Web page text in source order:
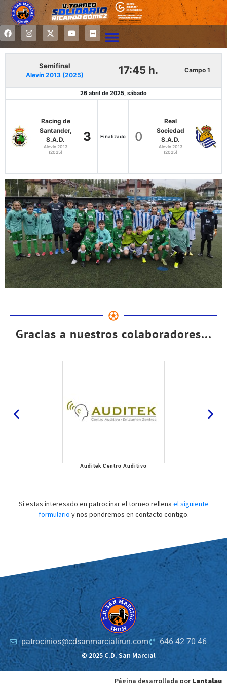
Semifinal
Alevín 2013 (2025) 17:45 h. Campo 1
26 abril de 2025, sábado
Racing de
Santander,
S.A.D.
Alevín 2013
(2025)
3 Finalizado 0
Real
Sociedad
S.A.D.
Alevín 2013
(2025)
Gracias a nuestros colaboradores...
Auditek Centro Auditivo
Si estas interesado en patrocinar el torneo rellena el siguiente
formulario y nos pondremos en contacto contigo.
patrocinios@cdsanmarcialirun.com
646 42 70 46
© 2025 C.D. San Marcial
Página desarrollada porLantalau